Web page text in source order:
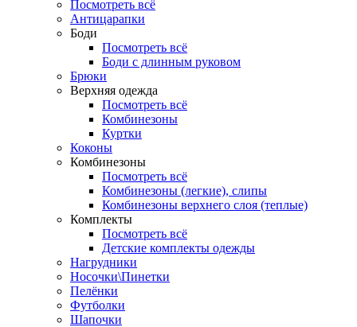
Посмотреть всё
Антицарапки
Боди
Посмотреть всё
Боди с длинным руковом
Брюки
Верхняя одежда
Посмотреть всё
Комбинезоны
Куртки
Коконы
Комбинезоны
Посмотреть всё
Комбинезоны (легкие), слипы
Комбинезоны верхнего слоя (теплые)
Комплекты
Посмотреть всё
Детские комплекты одежды
Нагрудники
Носочки\Пинетки
Пелёнки
Футболки
Шапочки